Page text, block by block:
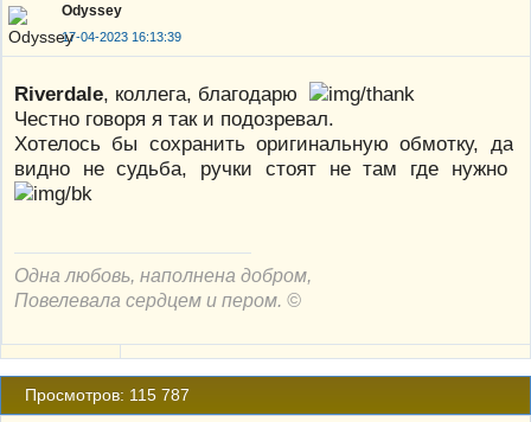
Odyssey
17-04-2023 16:13:39
Riverdale, коллега, благодарю
Честно говоря я так и подозревал.
Хотелось бы сохранить оригинальную обмотку, да
видно не судьба, ручки стоят не там где нужно
Одна любовь, наполнена добром,
Повелевала сердцем и пером. ©
Просмотров: 115 787